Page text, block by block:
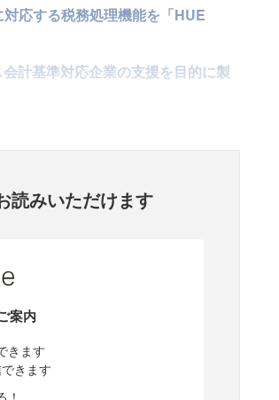
応する税務処理機能を「HUE
計基準対応企業の支援を目的に製
読みいただけます
案内
きます
きます
！